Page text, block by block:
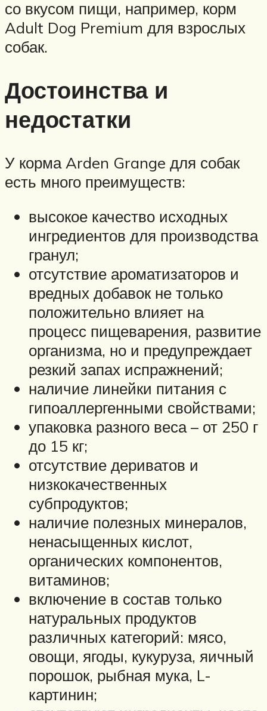
со вкусом пищи, например, корм
Adult Dog Premium для взрослых
собак.
Достоинства и
недостатки
У корма Arden Grange для собак
есть много преимуществ:
высокое качество исходных
ингредиентов для производства
гранул;
отсутствие ароматизаторов и
вредных добавок не только
положительно влияет на
процесс пищеварения, развитие
организма, но и предупреждает
резкий запах испражнений;
наличие линейки питания с
гипоаллергенными свойствами;
упаковка разного веса – от 250 г
до 15 кг;
отсутствие дериватов и
низкокачественных
субпродуктов;
наличие полезных минералов,
ненасыщенных кислот,
органических компонентов,
витаминов;
включение в состав только
натуральных продуктов
различных категорий: мясо,
овощи, ягоды, кукуруза, яичный
порошок, рыбная мука, L-
картинин;